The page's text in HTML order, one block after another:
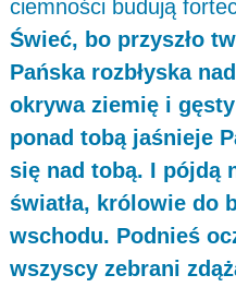
ciemności budują
Świeć, bo przyszło
Pańska rozbłyska
okrywa ziemię i
ponad tobą jaśnieje
się nad tobą. I pójdą
światła, królowie do
wschodu. Podnieś
wszyscy zebrani